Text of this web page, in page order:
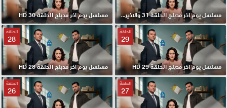
مسلسل يوم اخر مدبلج الحلقة 31 والاخيرة HD مسلسل يوم اخر مدبلج الحلقة 30 HD
الحلقة
29
مسلسل يوم اخر مدبلج الحلقة 29 HD
الحلقة
28
مسلسل يوم اخر مدبلج الحلقة 28 HD
الحلقة
27
الحلقة
26